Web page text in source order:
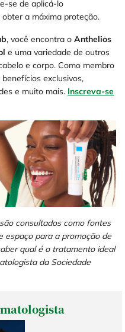
se de aplicá-lo
a máxima proteção.
, você encontra o Anthelios
e uma variedade de outros
e corpo. Como membro
exclusivos,
e muito mais. Inscreva-se
consultados como fontes
espaço para a promoção de
qual é o tratamento ideal
da Sociedade